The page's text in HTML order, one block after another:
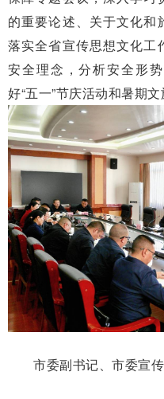
的重要论述、关于文化和
落实全省宣传思想文化工
安全理念，分析安全形
好“五一”节庆活动和暑期
市委副书记、市委宣